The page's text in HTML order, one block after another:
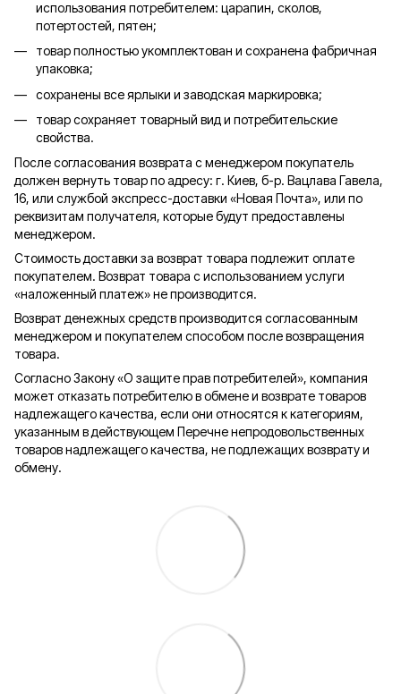
использования потребителем: царапин, сколов,
потертостей, пятен;
товар полностью укомплектован и сохранена фабричная
упаковка;
сохранены все ярлыки и заводская маркировка;
товар сохраняет товарный вид и потребительские
свойства.
После согласования возврата с менеджером покупатель
должен вернуть товар по адресу: г. Киев, б-р. Вацлава Гавела,
16, или службой экспресс-доставки «Новая Почта», или по
реквизитам получателя, которые будут предоставлены
менеджером.
Стоимость доставки за возврат товара подлежит оплате
покупателем. Возврат товара с использованием услуги
«наложенный платеж» не производится.
Возврат денежных средств производится согласованным
менеджером и покупателем способом после возвращения
товара.
Согласно Закону «О защите прав потребителей», компания
может отказать потребителю в обмене и возврате товаров
надлежащего качества, если они относятся к категориям,
указанным в действующем Перечне непродовольственных
товаров надлежащего качества, не подлежащих возврату и
обмену.